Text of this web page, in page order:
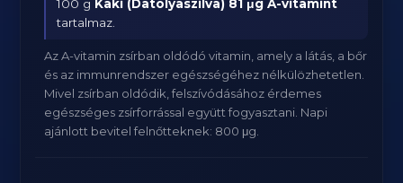
100 g Kaki (Datolyaszilva) 81 μg A-vitamint
tartalmaz.
Az A-vitamin zsírban oldódó vitamin, amely a látás, a bőr
és az immunrendszer egészségéhez nélkülözhetetlen.
Mivel zsírban oldódik, felszívódásához érdemes
egészséges zsírforrással együtt fogyasztani. Napi
ajánlott bevitel felnőtteknek: 800 μg.